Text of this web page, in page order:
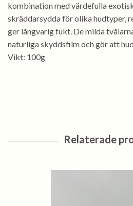
kombination med värdefulla
skräddarsydda för olika hudtyper,
ger långvarig fukt. De milda
naturliga skyddsfilm och gör att
Vikt: 100g